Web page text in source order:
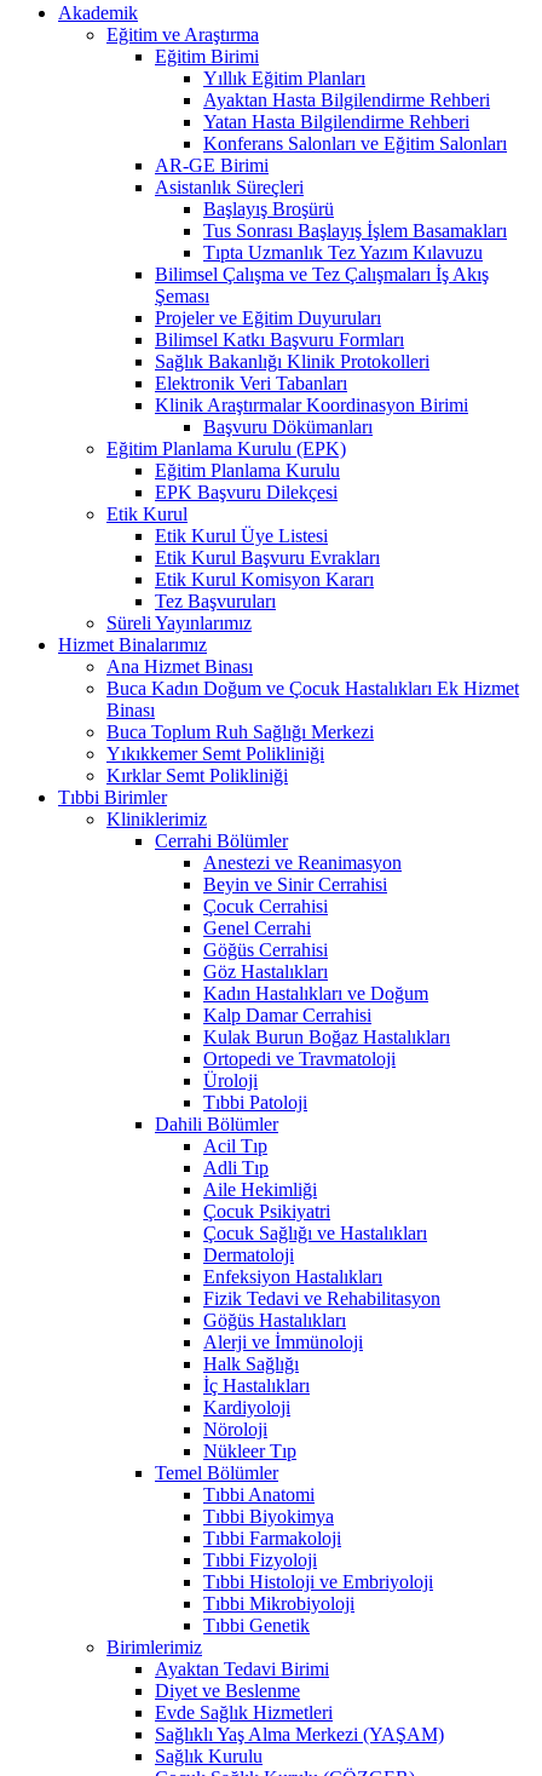
Akademik
Eğitim ve Araştırma
Eğitim Birimi
Yıllık Eğitim Planları
Ayaktan Hasta Bilgilendirme Rehberi
Yatan Hasta Bilgilendirme Rehberi
Konferans Salonları ve Eğitim Salonları
AR-GE Birimi
Asistanlık Süreçleri
Başlayış Broşürü
Tus Sonrası Başlayış İşlem Basamakları
Tıpta Uzmanlık Tez Yazım Kılavuzu
Bilimsel Çalışma ve Tez Çalışmaları İş Akış
Şeması
Projeler ve Eğitim Duyuruları
Bilimsel Katkı Başvuru Formları
Sağlık Bakanlığı Klinik Protokolleri
Elektronik Veri Tabanları
Klinik Araştırmalar Koordinasyon Birimi
Başvuru Dökümanları
Eğitim Planlama Kurulu (EPK)
Eğitim Planlama Kurulu
EPK Başvuru Dilekçesi
Etik Kurul
Etik Kurul Üye Listesi
Etik Kurul Başvuru Evrakları
Etik Kurul Komisyon Kararı
Tez Başvuruları
Süreli Yayınlarımız
Hizmet Binalarımız
Ana Hizmet Binası
Buca Kadın Doğum ve Çocuk Hastalıkları Ek Hizmet
Binası
Buca Toplum Ruh Sağlığı Merkezi
Yıkıkkemer Semt Polikliniği
Kırklar Semt Polikliniği
Tıbbi Birimler
Kliniklerimiz
Cerrahi Bölümler
Anestezi ve Reanimasyon
Beyin ve Sinir Cerrahisi
Çocuk Cerrahisi
Genel Cerrahi
Göğüs Cerrahisi
Göz Hastalıkları
Kadın Hastalıkları ve Doğum
Kalp Damar Cerrahisi
Kulak Burun Boğaz Hastalıkları
Ortopedi ve Travmatoloji
Üroloji
Tıbbi Patoloji
Dahili Bölümler
Acil Tıp
Adli Tıp
Aile Hekimliği
Çocuk Psikiyatri
Çocuk Sağlığı ve Hastalıkları
Dermatoloji
Enfeksiyon Hastalıkları
Fizik Tedavi ve Rehabilitasyon
Göğüs Hastalıkları
Alerji ve İmmünoloji
Halk Sağlığı
İç Hastalıkları
Kardiyoloji
Nöroloji
Nükleer Tıp
Temel Bölümler
Tıbbi Anatomi
Tıbbi Biyokimya
Tıbbi Farmakoloji
Tıbbi Fizyoloji
Tıbbi Histoloji ve Embriyoloji
Tıbbi Mikrobiyoloji
Tıbbi Genetik
Birimlerimiz
Ayaktan Tedavi Birimi
Diyet ve Beslenme
Evde Sağlık Hizmetleri
Sağlıklı Yaş Alma Merkezi (YAŞAM)
Sağlık Kurulu